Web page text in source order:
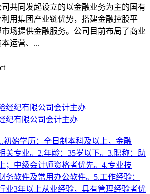
共同发起设立的以金融业务为主的国有
用集团产业链优势，搭建金融控股平
场提供金融服务。公司目前布局了商业
运营、...
纪有限公司会计主办
初始学历：全日制本科及以上，金融
关专业。2.年龄：35岁以下。3.职称：助
；中级会计师资格者优先。4.专业技
务软件及常用办公软件。5.工作经验：
业3年以上从业经验，具有管理经验者优